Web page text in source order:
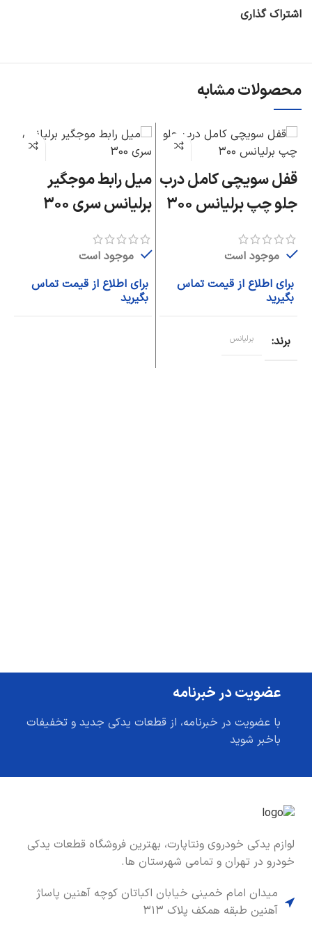
اشتراک گذاری
محصولات مشابه
قفل سویچی کامل درب
جلو چپ برلیانس ۳۰۰
موجود است
برای اطلاع از قیمت تماس
بگیرید
برند برلیانس
میل رابط موجگیر
برلیانس سری ۳۰۰
موجود است
برای اطلاع از قیمت تماس
بگیرید
عضویت در خبرنامه
با عضویت در خبرنامه، از قطعات یدکی جدید و تخفیفات
باخبر شوید
لوازم یدکی خودروی ونتاپارت، بهترین فروشگاه قطعات یدکی
خودرو در تهران و تمامی شهرستان ها.
میدان امام خمینی خیابان اکباتان کوچه آهنین پاساژ
آهنین طبقه همکف پلاک ۳۱۳